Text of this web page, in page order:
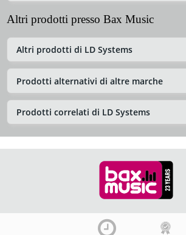
Altri prodotti presso Bax Music
Altri prodotti di LD Systems
Prodotti alternativi di altre marche
Prodotti correlati di LD Systems